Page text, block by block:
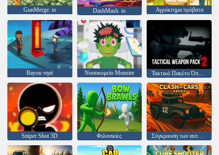
GunMerge. io DashMash. io Αγρόκτημα πρόβατα
Bayou νησί Νοσοκομείο Monster Τακτικό Πακέτο Όπλων 2
Sniper Shot 3D Φιλονικίες Σύγκρουση των αυτοκινήτων αρένα